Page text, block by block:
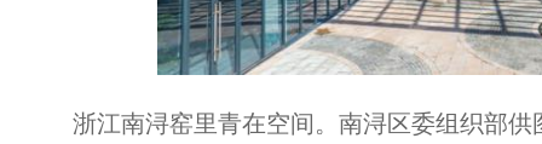
浙江南浔窑里青在空间。南浔区委组织部供